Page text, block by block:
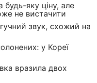
яку ціну, але
не вистачити
звук, схожий на
у Кореї
вразила двох